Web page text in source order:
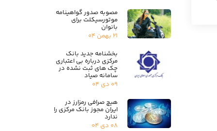
مصوبه صدور گواهینامه
موتورسیکلت برای
بانوان
۲۱ بهمن ۰۴
بخشنامه جدید بانک
مرکزی درباره بی اعتباری
چک های ثبت نشده در
سامانه صیاد
۰۹ دی ۰۴
هیچ صرافی رمزارز در
ایران مجوز بانک مرکزی را
ندارد
۰۸ دی ۰۴